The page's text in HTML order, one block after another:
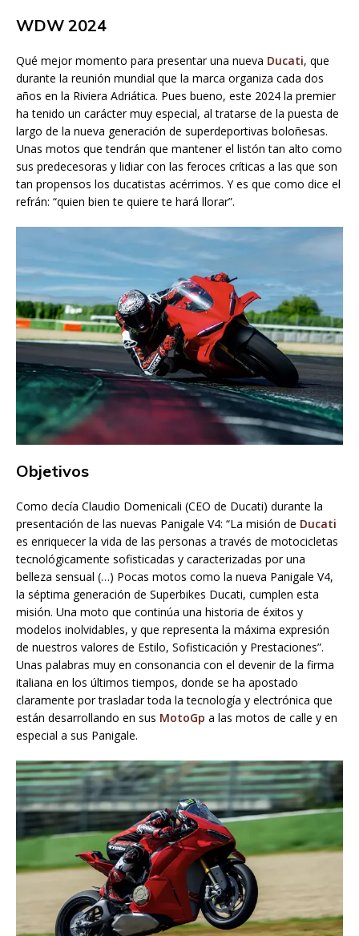
WDW 2024
Qué mejor momento para presentar una nueva Ducati, que
durante la reunión mundial que la marca organiza cada dos
años en la Riviera Adriática. Pues bueno, este 2024 la premier
ha tenido un carácter muy especial, al tratarse de la puesta de
largo de la nueva generación de superdeportivas boloñesas.
Unas motos que tendrán que mantener el listón tan alto como
sus predecesoras y lidiar con las feroces críticas a las que son
tan propensos los ducatistas acérrimos. Y es que como dice el
refrán: “quien bien te quiere te hará llorar”.
Objetivos
Como decía Claudio Domenicali (CEO de Ducati) durante la
presentación de las nuevas Panigale V4: “La misión de Ducati
es enriquecer la vida de las personas a través de motocicletas
tecnológicamente sofisticadas y caracterizadas por una
belleza sensual (…) Pocas motos como la nueva Panigale V4,
la séptima generación de Superbikes Ducati, cumplen esta
misión. Una moto que continúa una historia de éxitos y
modelos inolvidables, y que representa la máxima expresión
de nuestros valores de Estilo, Sofisticación y Prestaciones”.
Unas palabras muy en consonancia con el devenir de la firma
italiana en los últimos tiempos, donde se ha apostado
claramente por trasladar toda la tecnología y electrónica que
están desarrollando en sus MotoGp a las motos de calle y en
especial a sus Panigale.